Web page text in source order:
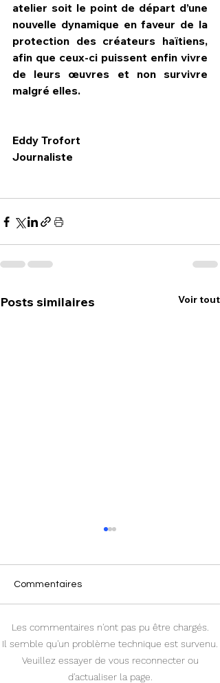
atelier soit le point de départ d’une
nouvelle dynamique en faveur de la
protection des créateurs haïtiens,
afin que ceux-ci puissent enfin vivre
de leurs œuvres et non survivre
malgré elles.
Eddy Trofort
Journaliste
Posts similaires Voir tout
Haïti : Cinq correcteurs
des examens officiels
enlevés dans l'Artibonite
Commentaires
Les commentaires n'ont pas pu être chargés.
Il semble qu'un problème technique est survenu.
Veuillez essayer de vous reconnecter ou
d'actualiser la page.